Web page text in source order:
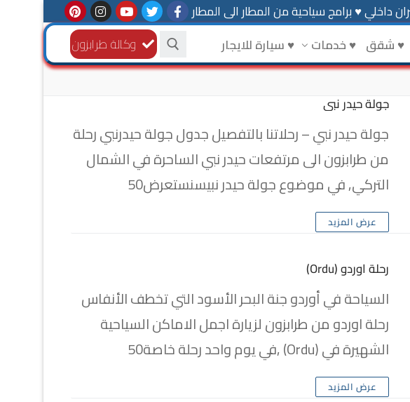
داخلي ♥ برامج سياحية من المطار الى المطار
♥ شقق ♥ خدمات ♥ سيارة للايجار وكالة طرابزون
جولة حيدر نبي
جولة حيدر نبي – رحلاتنا بالتفصيل جدول جولة حيدرنبي رحلة
من طرابزون الى مرتفعات حيدر نبي الساحرة في الشمال
التركي, في موضوع جولة حيدر نبيسنستعرض50
عرض المزيد
رحلة اوردو (Ordu)
السياحة في أوردو جنة البحر الأسود التي تخطف الأنفاس
رحلة اوردو من طرابزون لزيارة اجمل الاماكن السياحية
الشهيرة في (Ordu) ,في يوم واحد رحلة خاصة50
عرض المزيد